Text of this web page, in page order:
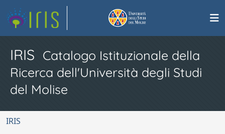
IRIS Catalogo Istituzionale della
Ricerca dell'Università degli Studi
del Molise
IRIS